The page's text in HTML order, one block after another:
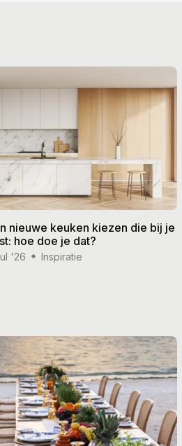
nieuwe keuken kiezen die bij je
hoe doe je dat?
'26 Inspiratie